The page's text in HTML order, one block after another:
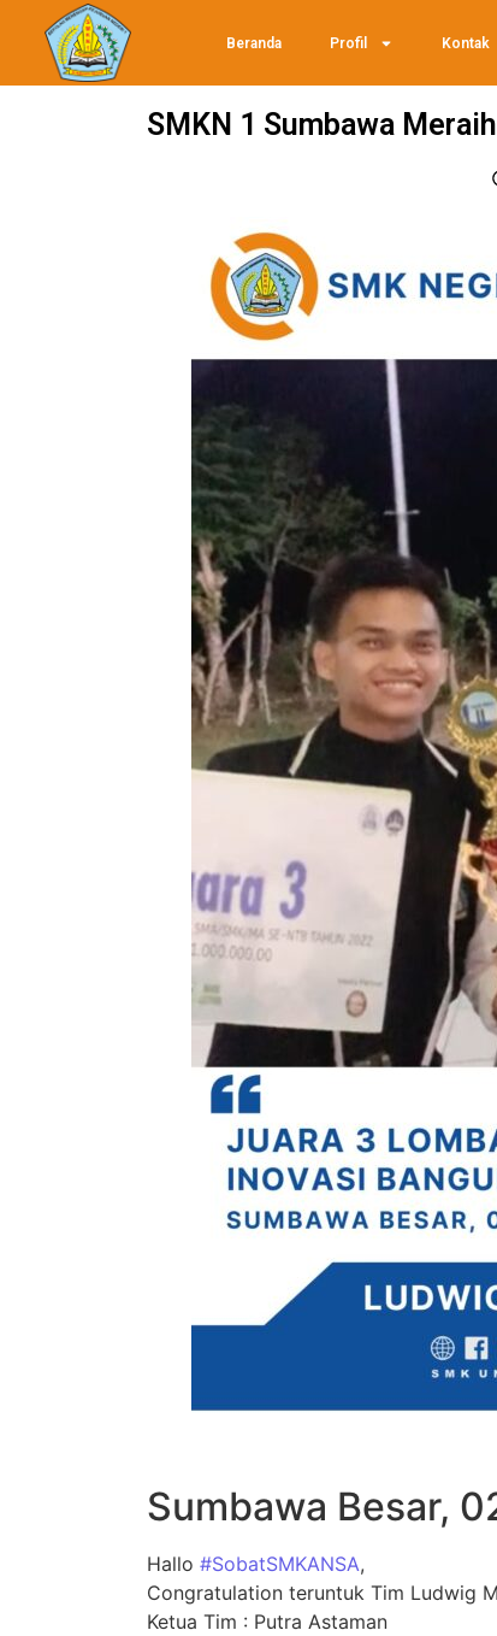
Beranda Profil Kontak
SMKN 1 Sumbawa
Sumbawa Besar,
Hallo #SobatSMKANSA,
Congratulation teruntuk Tim Ludwig
Ketua Tim : Putra Astaman